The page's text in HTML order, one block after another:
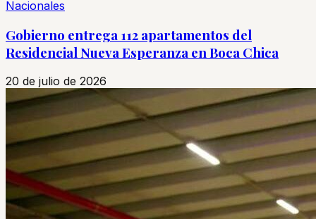
Nacionales
Gobierno entrega 112 apartamentos del
Residencial Nueva Esperanza en Boca Chica
20 de julio de 2026